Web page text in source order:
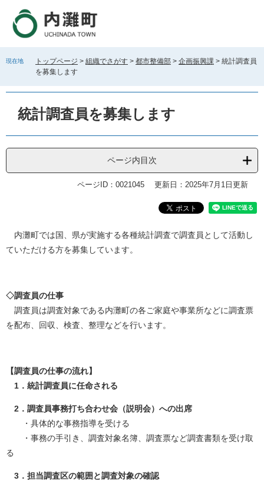
す
し
現在地 トップページ > 組織でさがす > 都市整備部 > 企画振興課 > 統計調査員
を募集します
統計調査員を募集します
ページ内目次
ページID：0021045 更新日：2025年7月1日更新
内灘町では国、県が実施する各種統計調査で調査員として活動し
ていただける方を募集しています。
◇調査員の仕事
調査員は調査対象である内灘町の各ご家庭や事業所などに調査票
を配布、回収、検査、整理などを行います。
【調査員の仕事の流れ】
1．統計調査員に任命される
2．調査員事務打ち合わせ会（説明会）への出席
・具体的な事務指導を受ける
・事務の手引き、調査対象名簿、調査票など調査書類を受け取
る
3．担当調査区の範囲と調査対象の確認